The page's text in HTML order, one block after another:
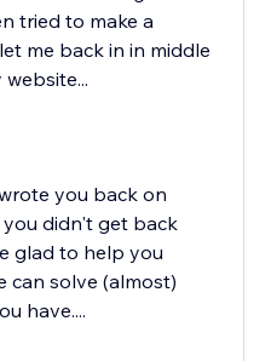
tried to make a
me back in in middle
you back on
didn't get back
glad to help you
can solve (almost)
have....